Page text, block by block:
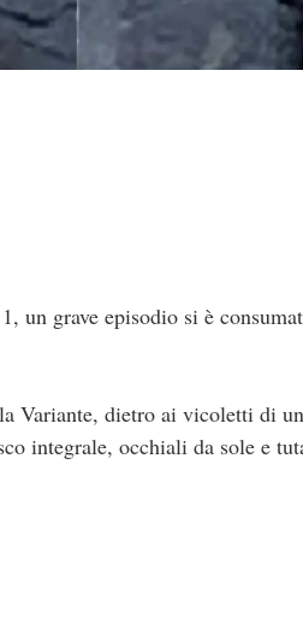
un grave episodio si è
Variante, dietro ai vicoletti di
integrale, occhiali da sole e